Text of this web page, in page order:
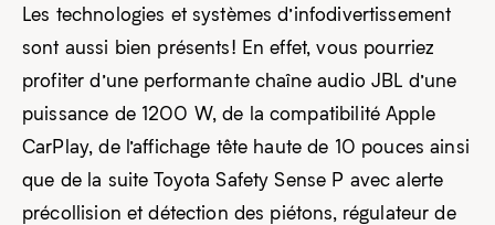
Les technologies et systèmes d’infodivertissement
sont aussi bien présents! En effet, vous pourriez
profiter d’une performante chaîne audio JBL d’une
puissance de 1200 W, de la compatibilité Apple
CarPlay, de l’affichage tête haute de 10 pouces ainsi
que de la suite Toyota Safety Sense P avec alerte
précollision et détection des piétons, régulateur de